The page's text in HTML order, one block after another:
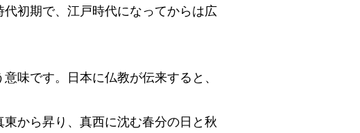
初期で、江戸時代になってからは広
味です。日本に仏教が伝来すると、
から昇り、真西に沈む春分の日と秋